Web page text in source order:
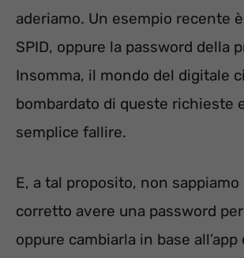
aderiamo. Un esempio recente
SPID, oppure la password della
Insomma, il mondo del digitale
bombardato di queste richieste
semplice fallire.
E, a tal proposito, non sappiamo
corretto avere una password
oppure cambiarla in base all’app